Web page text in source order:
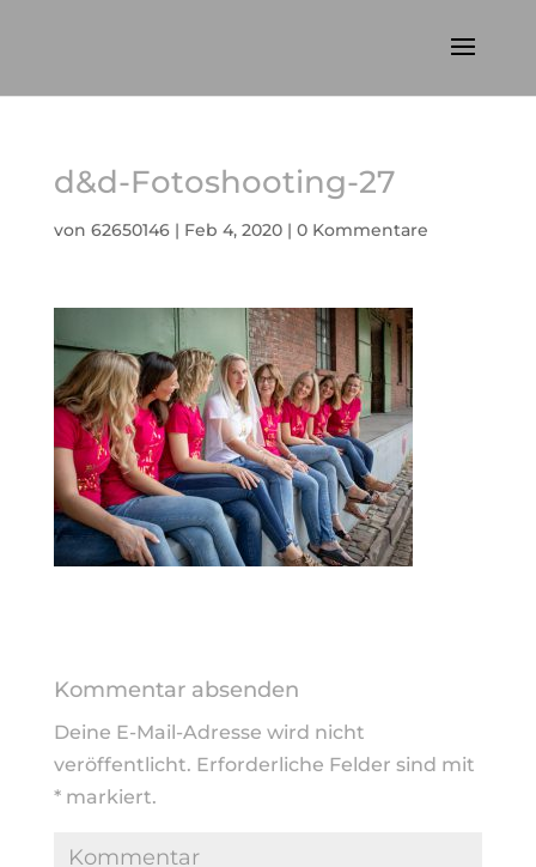
d&d-Fotoshooting-27
von 62650146| Feb 4, 2020| 0 Kommentare
Kommentar absenden
Deine E-Mail-Adresse wird nicht
veröffentlicht. Erforderliche Felder sind mit
*markiert.